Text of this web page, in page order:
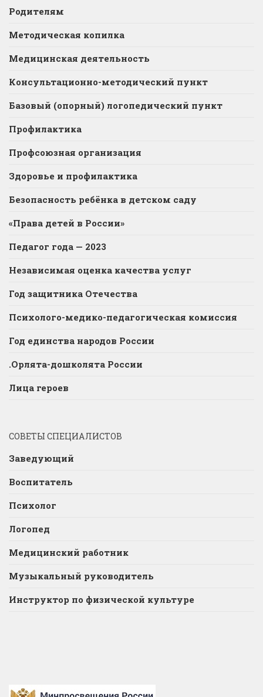
Родителям
Методическая копилка
Медицинская деятельность
Консультационно-методический пункт
Базовый (опорный) логопедический пункт
Профилактика
Профсоюзная организация
Здоровье и профилактика
Безопасность ребёнка в детском саду
«Права детей в России»
Педагог года — 2023
Независимая оценка качества услуг
Год защитника Отечества
Психолого-медико-педагогическая комиссия
Год единства народов России
.Орлята-дошколята России
Лица героев
СОВЕТЫ СПЕЦИАЛИСТОВ
Заведующий
Воспитатель
Психолог
Логопед
Медицинский работник
Музыкальный руководитель
Инструктор по физической культуре